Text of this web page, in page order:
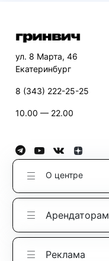
ул. 8 Марта, 46
Екатеринбург
8 (343) 222-25-25
10.00 — 22.00
О центре
Арендаторам
Реклама